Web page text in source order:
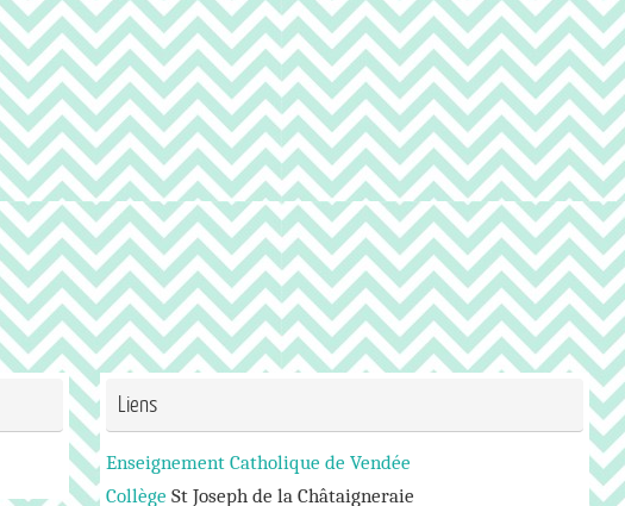
Liens
Enseignement Catholique de Vendée
Collège St Joseph de la Châtaigneraie